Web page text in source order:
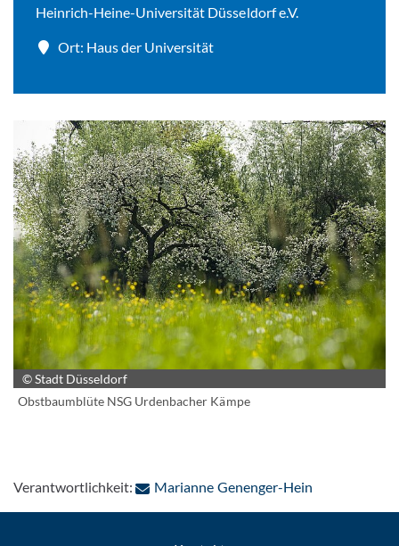
Heinrich-Heine-Universität Düsseldorf e.V.
Ort: Haus der Universität
© Stadt Düsseldorf
Obstbaumblüte NSG Urdenbacher Kämpe
Verantwortlichkeit: Marianne Genenger-Hein: Per E-Mail